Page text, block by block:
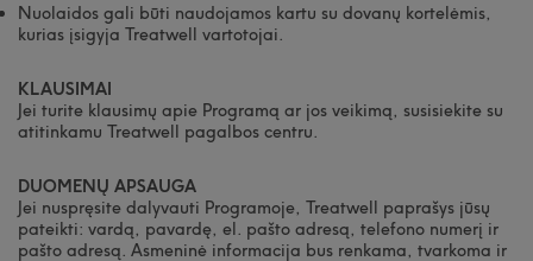
Nuolaidos gali būti naudojamos kartu su dovanų kortelėmis,
kurias įsigyja Treatwell vartotojai.
KLAUSIMAI
Jei turite klausimų apie Programą ar jos veikimą, susisiekite su
atitinkamu Treatwell pagalbos centru.
DUOMENŲ APSAUGA
Jei nuspręsite dalyvauti Programoje, Treatwell paprašys jūsų
pateikti: vardą, pavardę, el. pašto adresą, telefono numerį ir
pašto adresą. Asmeninė informacija bus renkama, tvarkoma ir